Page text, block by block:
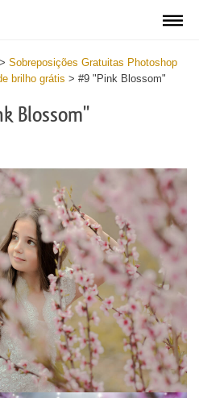
> Sobreposições Gratuitas Photoshop
brilho grátis > #9 "Pink Blossom"
Blossom"